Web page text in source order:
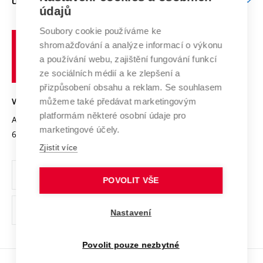
E-přihláška
Systém zajišťování kvality výzkumu
Výzkumné infrastruktury
Transfer znalostí
Open Science
Projekty
Projekty ze strukturálních fondů
Specifický výzkum
Zahraniční spolupráce
Spolupráce se školami
Služby univerzity
Mezinárodní dohody
Univerzitní sítě
Profil univerzity
Udržitelná univerzita
Podnikavá univerzita / ContriBUTe
Bezpečná univerzita
Vyznamenání
Organizační struktura
Ochrana osobních údajů
odkaz)
učení
technické
Brně
VYSOKÉ UČENÍ TECHNICKÉ V BRNĚ
Antonínská 548/1
602 00 Brno
www.vut.cz
vut@vutbr.cz
údajů
Soubory cookie používáme ke
shromažďování a analýze informací o výkonu
a používání webu, zajištění fungování funkcí
ze sociálních médií a ke zlepšení a
přizpůsobení obsahu a reklam. Se souhlasem
můžeme také předávat marketingovým
platformám některé osobní údaje pro
marketingové účely.
Zjistit více
POVOLIT VŠE
Nastavení
Povolit pouze nezbytné